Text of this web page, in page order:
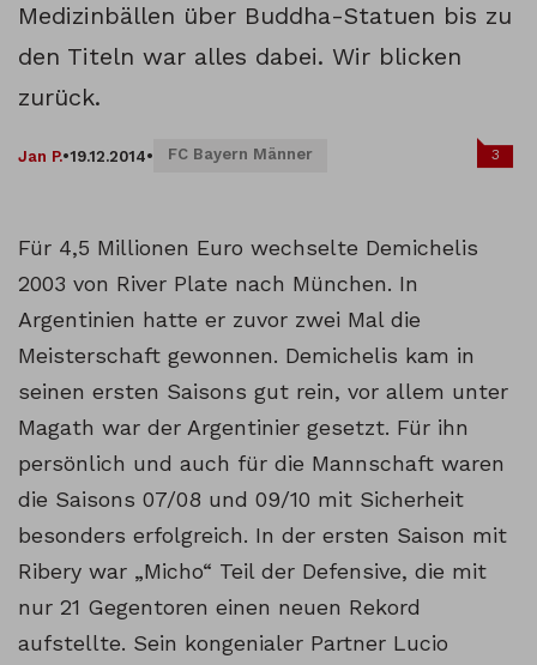
Medizinbällen über Buddha-Statuen bis zu
den Titeln war alles dabei. Wir blicken
zurück.
Jan P.•19.12.2014• FC Bayern Männer 3
Für 4,5 Millionen Euro wechselte Demichelis
2003 von River Plate nach München. In
Argentinien hatte er zuvor zwei Mal die
Meisterschaft gewonnen. Demichelis kam in
seinen ersten Saisons gut rein, vor allem unter
Magath war der Argentinier gesetzt. Für ihn
persönlich und auch für die Mannschaft waren
die Saisons 07/08 und 09/10 mit Sicherheit
besonders erfolgreich. In der ersten Saison mit
Ribery war „Micho“ Teil der Defensive, die mit
nur 21 Gegentoren einen neuen Rekord
aufstellte. Sein kongenialer Partner Lucio